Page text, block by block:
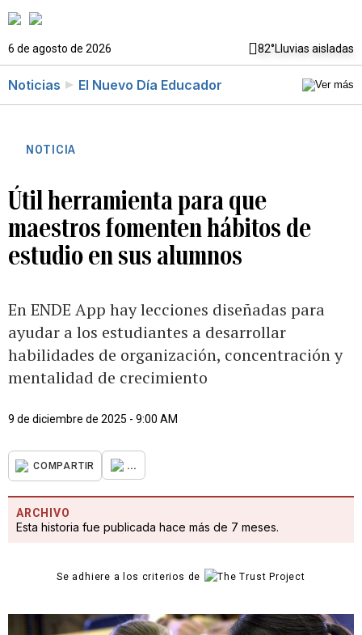
6 de agosto de 2026 82°Lluvias aisladas
Noticias El Nuevo Día Educador
NOTICIA
Útil herramienta para que
maestros fomenten hábitos de
estudio en sus alumnos
En ENDE App hay lecciones diseñadas para
ayudar a los estudiantes a desarrollar
habilidades de organización, concentración y
mentalidad de crecimiento
9 de diciembre de 2025 - 9:00 AM
COMPARTIR ...
ARCHIVO
Esta historia fue publicada hace más de 7 meses.
Se adhiere a los criterios de